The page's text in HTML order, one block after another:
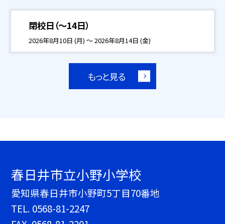
閉校日（～14日）
2026年8月10日 (月) ～ 2026年8月14日 (金)
もっと見る
春日井市立小野小学校
愛知県春日井市小野町5丁目70番地
TEL. 0568-81-2247